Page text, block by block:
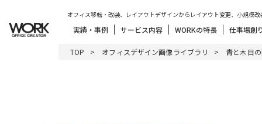
オフィス移転・改装、レイアウトデザインからレイアウト変更、小規模
実績・事例 サービス内容 WORKの特長 仕事場創
TOP オフィスデザイン画像ライブラリ 青と木目